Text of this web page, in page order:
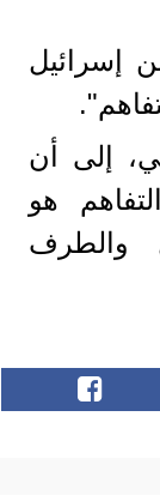
إسرائيل
إلى أن
هو
والطرف